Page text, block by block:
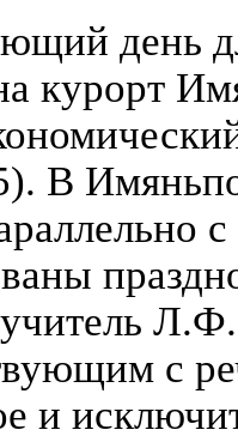
день
курорт
В
с
и